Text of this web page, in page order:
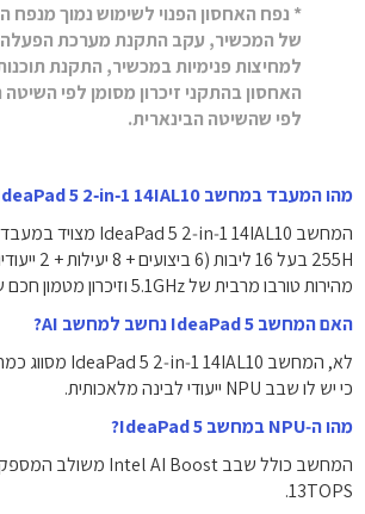
* נפח האחסון הפנוי לשימוש נמוך מנפח
של המכשיר, עקב התקנת מערכת
למחיצות פנימיות במכשיר, התקנת
האחסון בהתקני זיכרון מסומן לפי
לפי שהשיטה הבינארית.
מהו המעבד במחשב IdeaPad 5 2‑in‑1 14IAL10?
מהירות טורבו מרבית של 5.1GHz וזיכרון מטמון חכם של Intel בנפח 24MB.
האם המחשב IdeaPad 5 נחשב למחשב AI?
כי יש לו שבב NPU ייעודי לבינה מלאכותית.
מהו ה‑NPU במחשב IdeaPad 5?
13TOPS.